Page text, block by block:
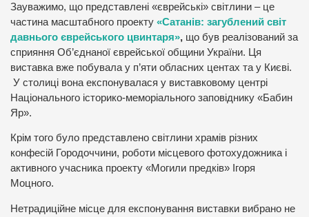
Зауважимо, що представлені «єврейські» світлини – це
частина масштабного проекту «Сатанів: загублений світ
давнього єврейського цвинтаря», що був реалізований за
сприяння Об’єднаної єврейської общини України. Ця
виставка вже побувала у п’яти обласних центах та у Києві.
У столиці вона експонувалася у виставковому центрі
Національного історико-меморіального заповіднику «Бабин
Яр».
Крім того було представлено світлини храмів різних
конфесій Городоччини, роботи місцевого фотохудожника і
активного учасника проекту «Могили предків» Ігоря
Моцного.
Нетрадиційне місце для експонування виставки вибрано не